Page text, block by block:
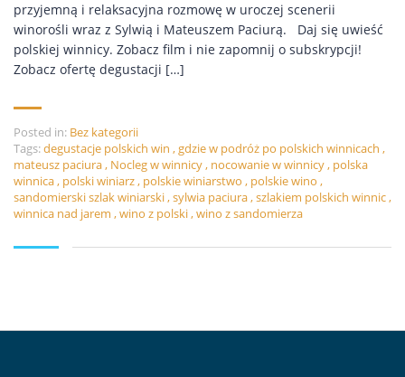
przyjemną i relaksacyjna rozmowę w uroczej scenerii
winorośli wraz z Sylwią i Mateuszem Paciurą. Daj się uwieść
polskiej winnicy. Zobacz film i nie zapomnij o subskrypcji!
Zobacz ofertę degustacji […]
Posted in: Bez kategorii
Tags:degustacje polskich win ,gdzie w podróż po polskich winnicach ,
mateusz paciura, Nocleg w winnicy, nocowanie w winnicy, polska
winnica, polski winiarz, polskie winiarstwo , polskie wino ,
sandomierski szlak winiarski,sylwia paciura,szlakiem polskich winnic,
winnica nad jarem ,wino z polski,wino z sandomierza